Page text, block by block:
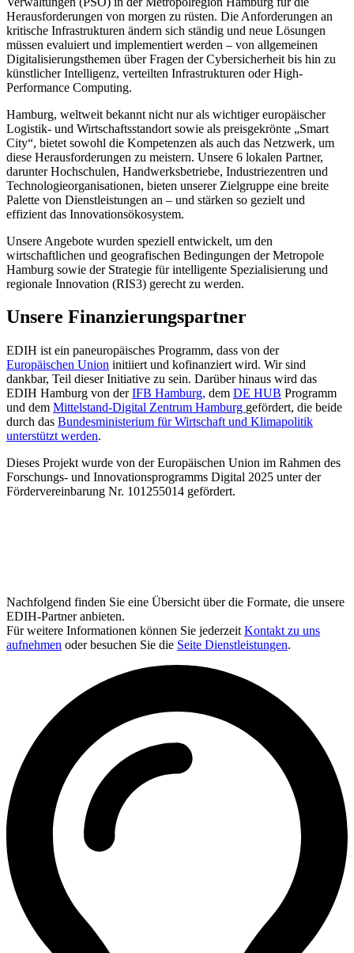
Herausforderungen von morgen zu rüsten. Die Anforderungen an
kritische Infrastrukturen ändern sich ständig und neue Lösungen
müssen evaluiert und implementiert werden – von allgemeinen
Digitalisierungsthemen über Fragen der Cybersicherheit bis hin zu
künstlicher Intelligenz, verteilten Infrastrukturen oder High-
Performance Computing.
Hamburg, weltweit bekannt nicht nur als wichtiger europäischer
Logistik- und Wirtschaftsstandort sowie als preisgekrönte „Smart
City“, bietet sowohl die Kompetenzen als auch das Netzwerk, um
diese Herausforderungen zu meistern. Unsere 6 lokalen Partner,
darunter Hochschulen, Handwerksbetriebe, Industriezentren und
Technologieorganisationen, bieten unserer Zielgruppe eine breite
Palette von Dienstleistungen an – und stärken so gezielt und
effizient das Innovationsökosystem.
Unsere Angebote wurden speziell entwickelt, um den
wirtschaftlichen und geografischen Bedingungen der Metropole
Hamburg sowie der Strategie für intelligente Spezialisierung und
regionale Innovation (RIS3) gerecht zu werden.
Unsere Finanzierungspartner
EDIH ist ein paneuropäisches Programm, dass von der
Europäischen Union initiiert und kofinanziert wird. Wir sind
dankbar, Teil dieser Initiative zu sein. Darüber hinaus wird das
EDIH Hamburg von derIFB Hamburg, dem DE HUB Programm
und dem Mittelstand-Digital Zentrum Hamburg gefördert, die beide
durch das Bundesministerium für Wirtschaft und Klimapolitik
unterstützt werden.
Dieses Projekt wurde von der Europäischen Union im Rahmen des
Forschungs- und Innovationsprogramms Digital 2025 unter der
Fördervereinbarung Nr. 101255014 gefördert.
Nachfolgend finden Sie eine Übersicht über die Formate, die unsere
EDIH-Partner anbieten.
Für weitere Informationen können Sie jederzeit Kontakt zu uns
aufnehmen oder besuchen Sie die Seite Dienstleistungen.